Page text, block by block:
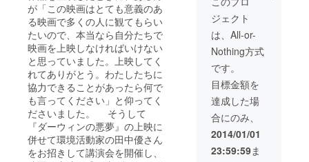
が「この映画はとても意義のあ
る映画で多くの人に観てもらい
たいので、本当なら自分たちで
映画を上映しなければいけない
と思っていました。上映してく
れてありがとう。わたしたちに
協力できることがあったら何で
も言ってください」と仰ってく
ださいました。 そうして
『ダーウィンの悪夢』の上映に
併せて環境活動家の田中優さん
をお招きして講演会を開催し、
カード
です。
2012年
７月に
絵本
「あし
かい
が」
（文:三
角みづ
紀 / 絵:
青山健
上梓。
は、そ
の時々
でさま
ざまな
展示や
われて
おり、
老舗と
いうだ
けでな
く、地
元の
子にプ
レート
を貼り
ます。
（希望
ミニシ
アター
のつく
り方（3
人）
ジェクト
は、All-or-
Nothing方式
です。
目標金額を
達成した場
合にのみ、
2014/01/01
23:59:59ま